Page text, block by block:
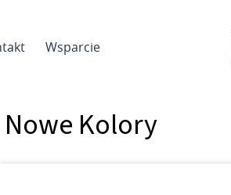
Wsparcie
Kolory